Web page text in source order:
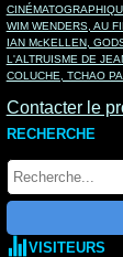
WIM WENDERS, AU
IAN McKELLEN,
L'ALTRUISME DE
COLUCHE, TCHAO
Contacter le
RECHERCHE
VISITEURS